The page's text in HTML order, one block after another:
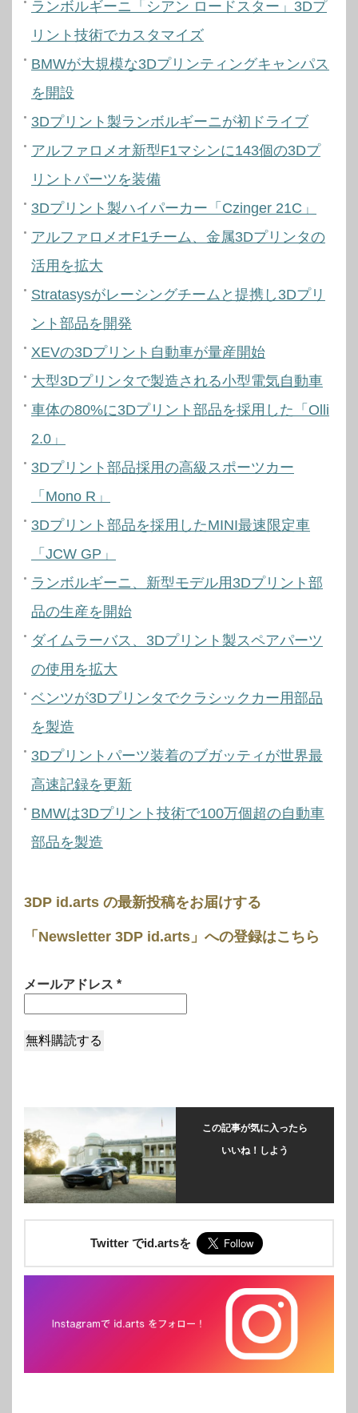
ランボルギーニ「シアン ロードスター」3Dプ
リント技術でカスタマイズ
BMWが大規模な3Dプリンティングキャンパス
を開設
3Dプリント製ランボルギーニが初ドライブ
アルファロメオ新型F1マシンに143個の3Dプ
リントパーツを装備
3Dプリント製ハイパーカー「Czinger 21C」
アルファロメオF1チーム、金属3Dプリンタの
活用を拡大
Stratasysがレーシングチームと提携し3Dプリ
ント部品を開発
XEVの3Dプリント自動車が量産開始
大型3Dプリンタで製造される小型電気自動車
車体の80%に3Dプリント部品を採用した「Olli
2.0」
3Dプリント部品採用の高級スポーツカー
「Mono R」
3Dプリント部品を採用したMINI最速限定車
「JCW GP」
ランボルギーニ、新型モデル用3Dプリント部
品の生産を開始
ダイムラーバス、3Dプリント製スペアパーツ
の使用を拡大
ベンツが3Dプリンタでクラシックカー用部品
を製造
3Dプリントパーツ装着のブガッティが世界最
高速記録を更新
BMWは3Dプリント技術で100万個超の自動車
部品を製造
3DP id.arts の最新投稿をお届けする
「Newsletter 3DP id.arts」への登録はこちら
メールアドレス *
この記事が気に入ったら
いいね！しよう
Twitter でid.artsを